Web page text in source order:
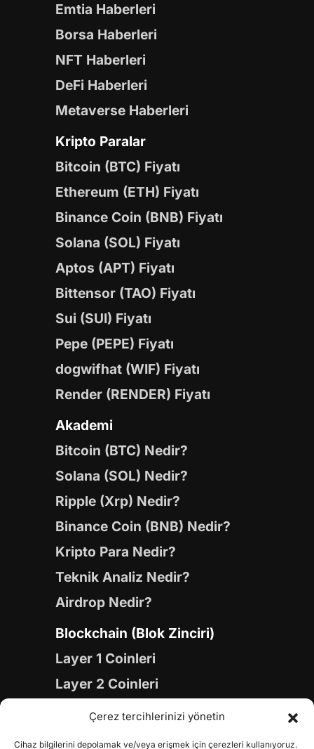
Çerez tercihlerinizi yönetin
Cihaz bilgilerini depolamak ve/veya erişmek için çerezleri kullanıyoruz.
Emtia Haberleri
Borsa Haberleri
NFT Haberleri
DeFi Haberleri
Metaverse Haberleri
Kripto Paralar
Bitcoin (BTC) Fiyatı
Ethereum (ETH) Fiyatı
Binance Coin (BNB) Fiyatı
Solana (SOL) Fiyatı
Aptos (APT) Fiyatı
Bittensor (TAO) Fiyatı
Sui (SUI) Fiyatı
Pepe (PEPE) Fiyatı
dogwifhat (WIF) Fiyatı
Render (RENDER) Fiyatı
Akademi
Bitcoin (BTC) Nedir?
Solana (SOL) Nedir?
Ripple (Xrp) Nedir?
Binance Coin (BNB) Nedir?
Kripto Para Nedir?
Teknik Analiz Nedir?
Airdrop Nedir?
Blockchain (Blok Zinciri)
Layer 1 Coinleri
Layer 2 Coinleri
Yapay Zeka (AI) Coinleri